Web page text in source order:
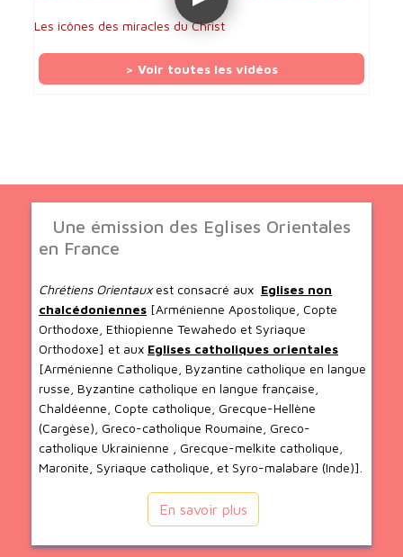
Les icônes des miracles du Christ
> Voir toutes les vidéos
Une émission des Eglises Orientales
en France
Chrétiens Orientauxest consacré aux Eglises non
chalcédoniennes [Arménienne Apostolique, Copte
Orthodoxe, Ethiopienne Tewahedo et Syriaque
Orthodoxe] et aux Eglises catholiques orientales
[Arménienne Catholique, Byzantine catholique en langue
russe, Byzantine catholique en langue française,
Chaldéenne, Copte catholique, Grecque-Hellène
(Cargèse), Greco-catholique Roumaine, Greco-
catholique Ukrainienne , Grecque-melkite catholique,
Maronite, Syriaque catholique, et Syro-malabare (Inde)].
En savoir plus